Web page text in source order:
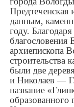
данным,
году.
благословения
архиепископа
строительства
были две
и Николаев —
название
образованного